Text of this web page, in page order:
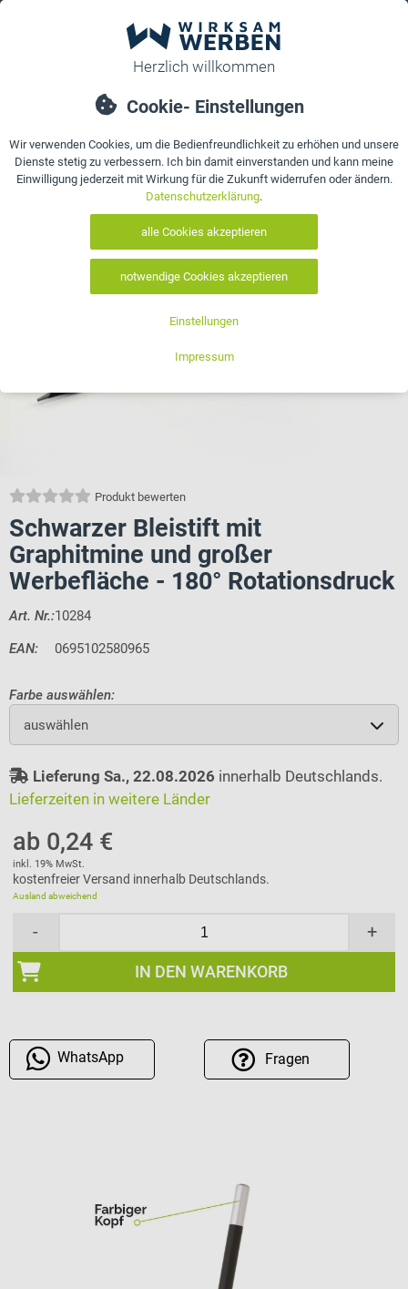
Produkt bewerten
Schwarzer Bleistift mit
Graphitmine und großer
Werbefläche - 180° Rotationsdruck
Art. Nr.:10284
EAN: 0695102580965
Farbe auswählen:
auswählen
Lieferung Sa., 22.08.2026 innerhalb Deutschlands.
Lieferzeiten in weitere Länder
ab 0,24 €
inkl. 19% MwSt.
kostenfreier Versand innerhalb Deutschlands.
Ausland abweichend
- +
IN DEN WARENKORB
WhatsApp Fragen
Details Bewertungen Kontakt